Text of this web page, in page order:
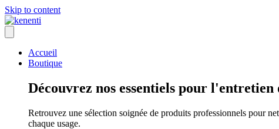
Skip to content
Accueil
Boutique
Découvrez nos essentiels pour l'entretien
Retrouvez une sélection soignée de produits professionnels pour
chaque usage.